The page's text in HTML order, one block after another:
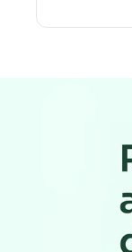
Cele przetwarzania